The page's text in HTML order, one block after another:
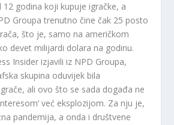
godina koji kupuje igračke, a
Groupa trenutno čine čak 25 posto
što je, samo na američkom
devet milijardi dolara na godinu.
Insider izjavili iz NPD Groupa,
skupina oduvijek bila
ali ovo što se sada događa ne
već eksplozijom. Za nju je,
pandemija, a onda i društvene